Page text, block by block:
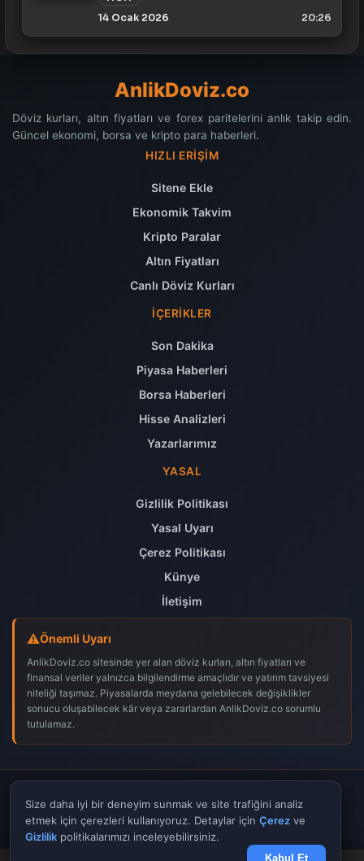
14 Ocak 2026
20:26
AnlikDoviz.co
Döviz kurları, altın fiyatları ve forex paritelerini anlık takip edin.
Güncel ekonomi, borsa ve kripto para haberleri.
HIZLI ERIŞIM
Sitene Ekle
Ekonomik Takvim
Kripto Paralar
Altın Fiyatları
Canlı Döviz Kurları
İÇERIKLER
Son Dakika
Piyasa Haberleri
Borsa Haberleri
Hisse Analizleri
Yazarlarımız
YASAL
Gizlilik Politikası
Yasal Uyarı
Çerez Politikası
Künye
İletişim
Önemli Uyarı
AnlikDoviz.co sitesinde yer alan döviz kurları, altın fiyatları ve
finansal veriler yalnızca bilgilendirme amaçlıdır ve yatırım tavsiyesi
niteliği taşımaz. Piyasalarda meydana gelebilecek değişiklikler
sonucu oluşabilecek kâr veya zararlardan AnlikDoviz.co sorumlu
tutulamaz.
𝕏 f ▶
Size daha iyi bir deneyim sunmak ve site trafiğini analiz
etmek için çerezleri kullanıyoruz. Detaylar için Çerez ve
Gizlilik politikalarımızı inceleyebilirsiniz.
Kabul Et